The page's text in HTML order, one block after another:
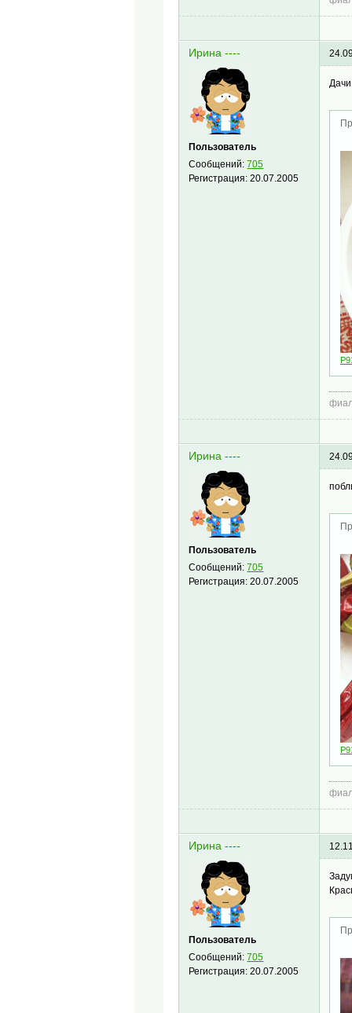
Ирина ----
Пользователь
Сообщений:705
Регистрация:20.07.2005
Ирина ----
Пользователь
Сообщений:705
Регистрация:20.07.2005
Ирина ----
Пользователь
Сообщений:705
Регистрация:20.07.2005